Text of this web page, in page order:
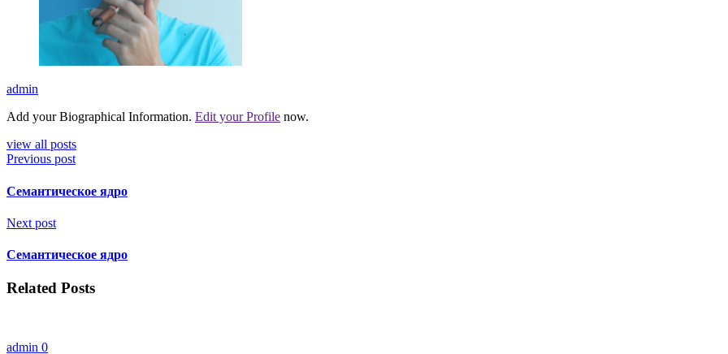
admin
Add your Biographical Information. Edit your Profile now.
view all posts
Previous post
Семантическое ядро
Next post
Семантическое ядро
Related Posts
admin 0